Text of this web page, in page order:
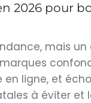
2026 pour
mais
ligne, et
à éviter et